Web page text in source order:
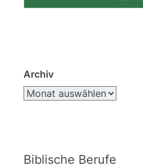
Archiv
Biblische Berufe